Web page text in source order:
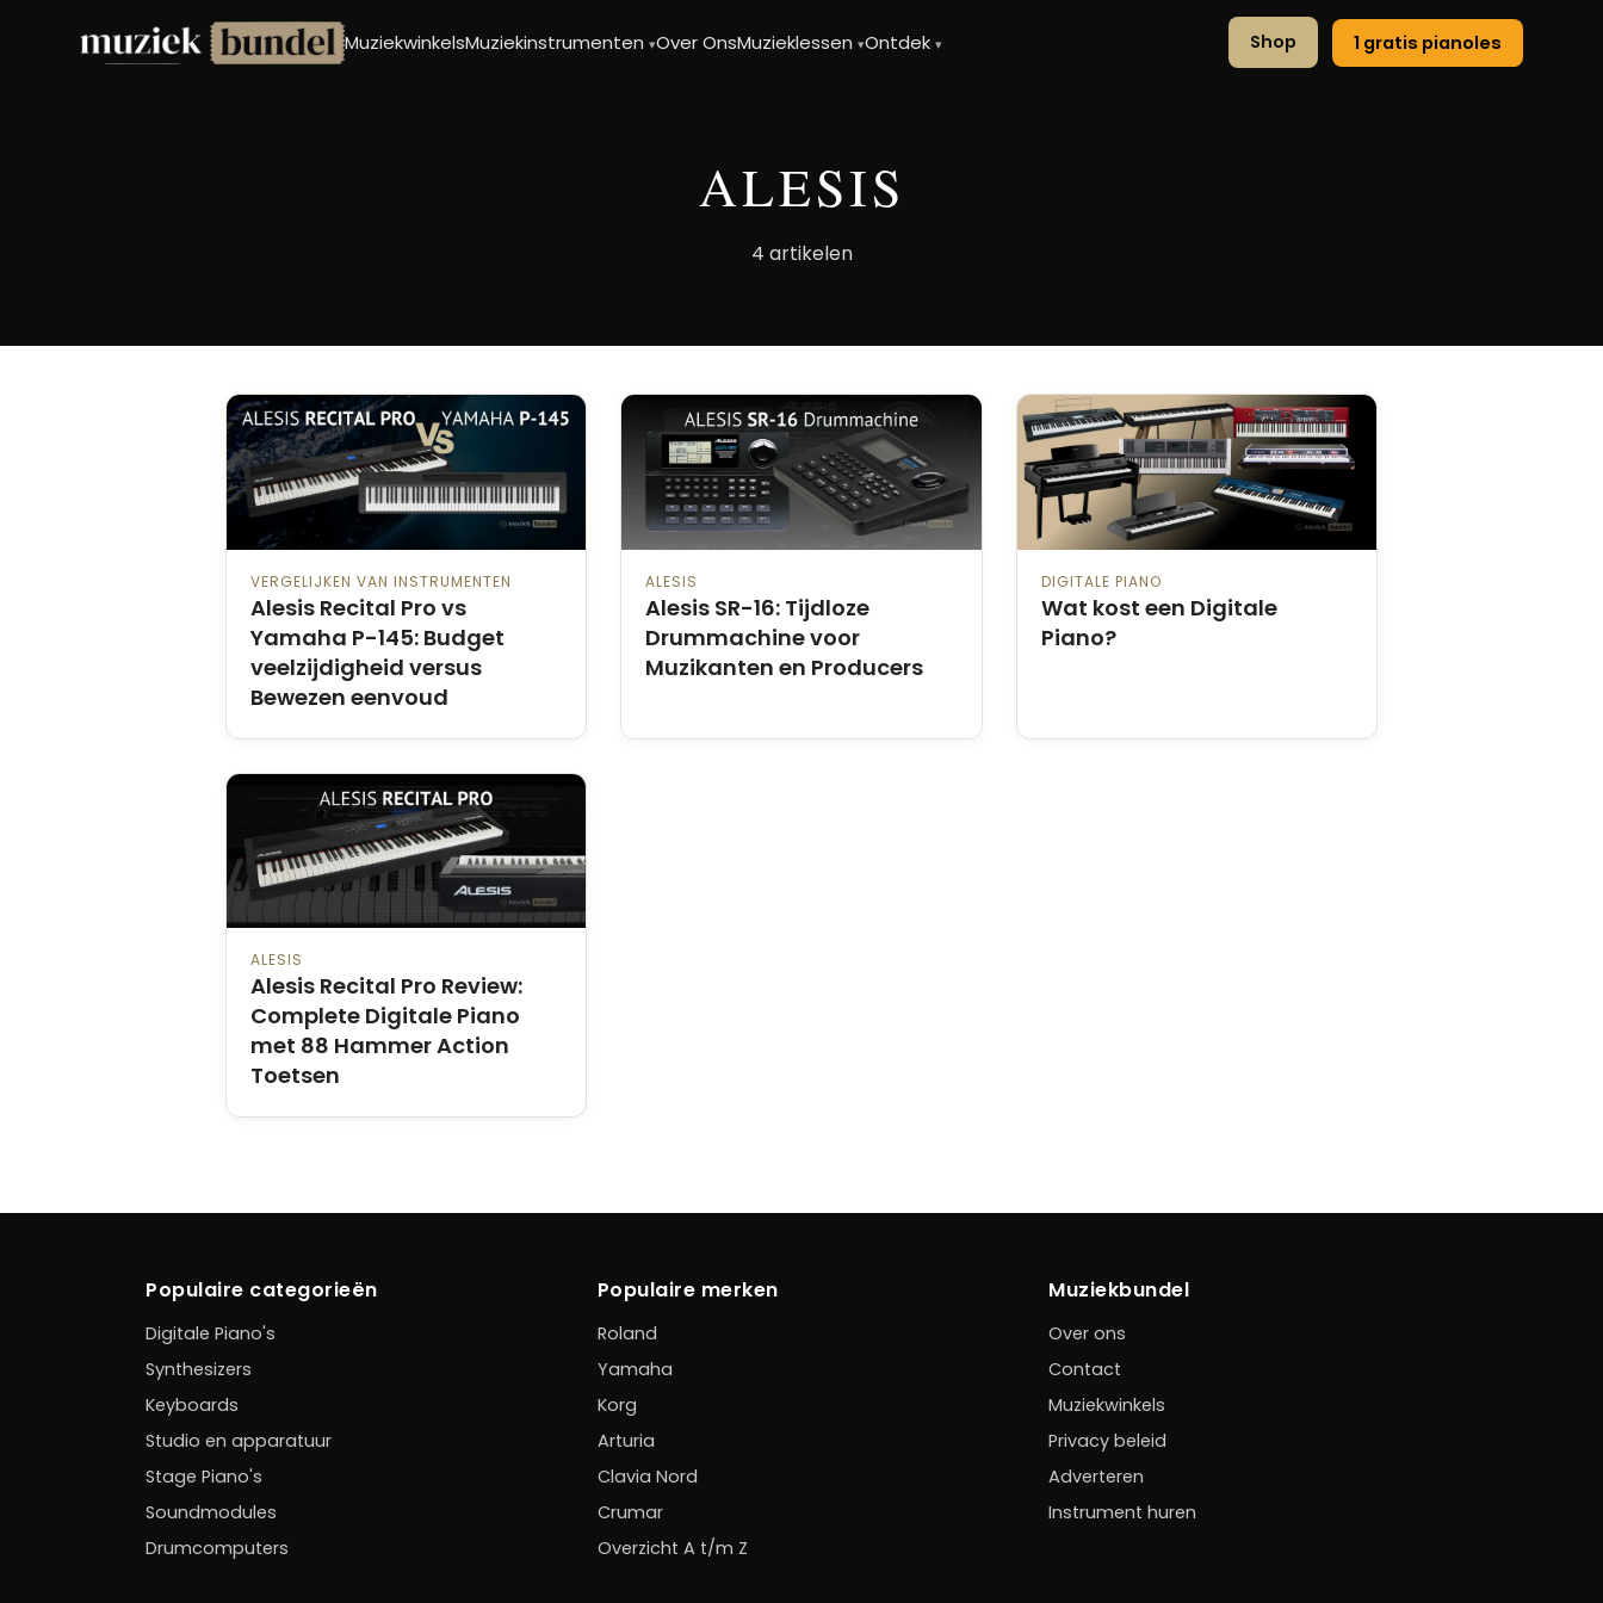
MuziekwinkelsMuziekinstrumenten▾Over OnsMuzieklessen▾Ontdek▾ Shop 1 gratis pianoles
ALESIS
4 artikelen
VERGELIJKEN VAN INSTRUMENTEN
Alesis Recital Pro vs
Yamaha P-145: Budget
veelzijdigheid versus
Bewezen eenvoud
ALESIS
Alesis SR-16: Tijdloze
Drummachine voor
Muzikanten en Producers
DIGITALE PIANO
Wat kost een Digitale
Piano?
ALESIS
Alesis Recital Pro Review:
Complete Digitale Piano
met 88 Hammer Action
Toetsen
Populaire categorieën
Digitale Piano's
Synthesizers
Keyboards
Studio en apparatuur
Stage Piano's
Soundmodules
Drumcomputers
Populaire merken
Roland
Yamaha
Korg
Arturia
Clavia Nord
Crumar
Overzicht A t/m Z
Muziekbundel
Over ons
Contact
Muziekwinkels
Privacy beleid
Adverteren
Instrument huren